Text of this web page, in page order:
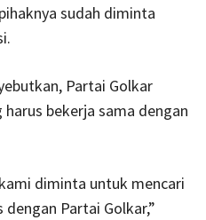
sudah diminta
Partai Golkar
bekerja sama dengan
diminta untuk mencari
Partai Golkar,”